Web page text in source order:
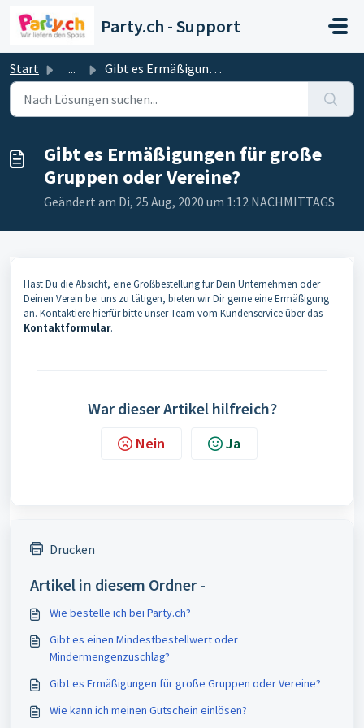
Party.ch - Support
Start ... Gibt es Ermäßigungen für große Gruppen oder Vereine?
Gibt es Ermäßigungen für große
Gruppen oder Vereine?
Geändert am Di, 25 Aug, 2020 um 1:12 NACHMITTAGS
Hast Du die Absicht, eine Großbestellung für Dein Unternehmen oder
Deinen Verein bei uns zu tätigen, bieten wir Dir gerne eine Ermäßigung
an. Kontaktiere hierfür bitte unser Team vom Kundenservice über das
Kontaktformular.
War dieser Artikel hilfreich?
Nein Ja
Drucken
Artikel in diesem Ordner -
Wie bestelle ich bei Party.ch?
Gibt es einen Mindestbestellwert oder
Mindermengenzuschlag?
Gibt es Ermäßigungen für große Gruppen oder Vereine?
Wie kann ich meinen Gutschein einlösen?